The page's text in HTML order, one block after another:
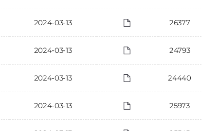
2024-03-13 26377
2024-03-13 24793
2024-03-13 24440
2024-03-13 25973